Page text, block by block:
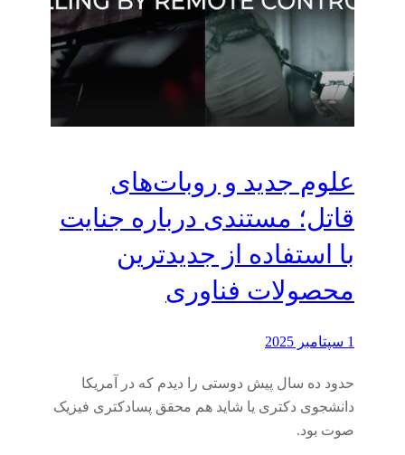
علوم جدید و روبات‌های
قاتل؛ مستندی درباره جنایت‌
با استفاده از جدیدترین
محصولات فناوری
1 سپتامبر 2025
حدود ده سال پیش دوستی را دیدم که در آمریکا
دانشجوی دکتری یا شاید هم محقق پسادکتری فیزیک
صوت بود.